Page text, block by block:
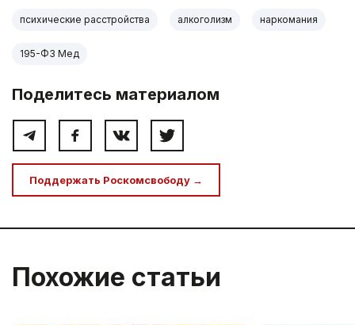
психические расстройства алкоголизм наркомания
195-ФЗ Мед
Поделитесь материалом
Поддержать Роскомсвободу →
Похожие статьи